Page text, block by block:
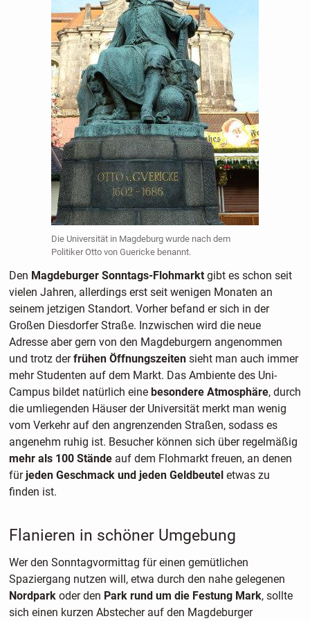
Die Universität in Magdeburg wurde nach dem
Politiker Otto von Guericke benannt.
Den Magdeburger Sonntags-Flohmarktgibt es schon seit
vielen Jahren, allerdings erst seit wenigen Monaten an
seinem jetzigen Standort. Vorher befand er sich in der
Großen Diesdorfer Straße. Inzwischen wird die neue
Adresse aber gern von den Magdeburgern angenommen
und trotz derfrühen Öffnungszeitensieht man auch immer
mehr Studenten auf dem Markt. Das Ambiente des Uni-
Campus bildet natürlich eine besondere Atmosphäre, durch
die umliegenden Häuser der Universität merkt man wenig
vom Verkehr auf den angrenzenden Straßen, sodass es
angenehm ruhig ist. Besucher können sich über regelmäßig
mehr als 100 Ständeauf dem Flohmarkt freuen, an denen
für jeden Geschmack und jeden Geldbeuteletwas zu
finden ist.
Flanieren in schöner Umgebung
Wer den Sonntagvormittag für einen gemütlichen
Spaziergang nutzen will, etwa durch den nahe gelegenen
Nordpark oder den Park rund um die Festung Mark, sollte
sich einen kurzen Abstecher auf den Magdeburger